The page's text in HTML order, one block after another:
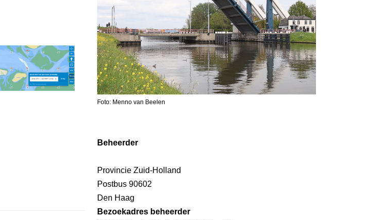
Foto: Menno van Beelen
Beheerder
Provincie Zuid-Holland
Postbus 90602
Den Haag
Bezoekadres beheerder